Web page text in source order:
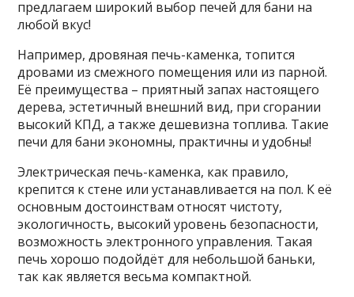
предлагаем широкий выбор печей для бани на
любой вкус!
Например, дровяная печь-каменка, топится
дровами из смежного помещения или из парной.
Её преимущества – приятный запах настоящего
дерева, эстетичный внешний вид, при сгорании
высокий КПД, а также дешевизна топлива. Такие
печи для бани экономны, практичны и удобны!
Электрическая печь-каменка, как правило,
крепится к стене или устанавливается на пол. К её
основным достоинствам относят чистоту,
экологичность, высокий уровень безопасности,
возможность электронного управления. Такая
печь хорошо подойдёт для небольшой баньки,
так как является весьма компактной.